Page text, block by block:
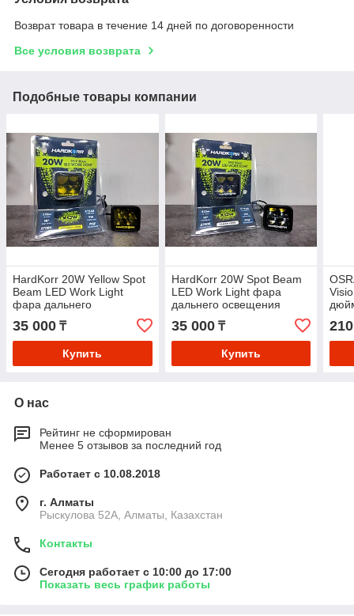
Возврат товара в течение 14 дней по договоренности
Все условия возврата
Подобные товары компании
HardKorr 20W Yellow Spot
Beam LED Work Light
фара дальнего
освещения (дальний свет)
Австралия. цена за штуку
35 000 ₸
Купить
HardKorr 20W Spot Beam
LED Work Light фара
дальнего освещения
(дальний свет)
произ.Австралия. цена за
штуку
35 000₸
Купить
О нас
Рейтинг не сформирован
Менее 5 отзывов за последний год
Работает с 10.08.2018
г. Алматы
Рыскулова 52А, Алматы, Казахстан
Контакты
Сегодня работает с 10:00 до 17:00
Показать весь график работы